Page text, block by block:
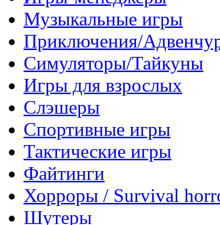
Музыкальные игры
Приключения/
Симуляторы/Тайкуны
Игры для взрослых
Слэшеры
Спортивные игры
Тактические игры
Файтинги
Хорроры / Survival
Шутеры